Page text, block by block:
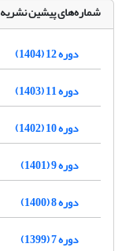
شماره‌های پیشین نشریه
دوره 12 (1404)
دوره 11 (1403)
دوره 10 (1402)
دوره 9 (1401)
دوره 8 (1400)
دوره 7 (1399)